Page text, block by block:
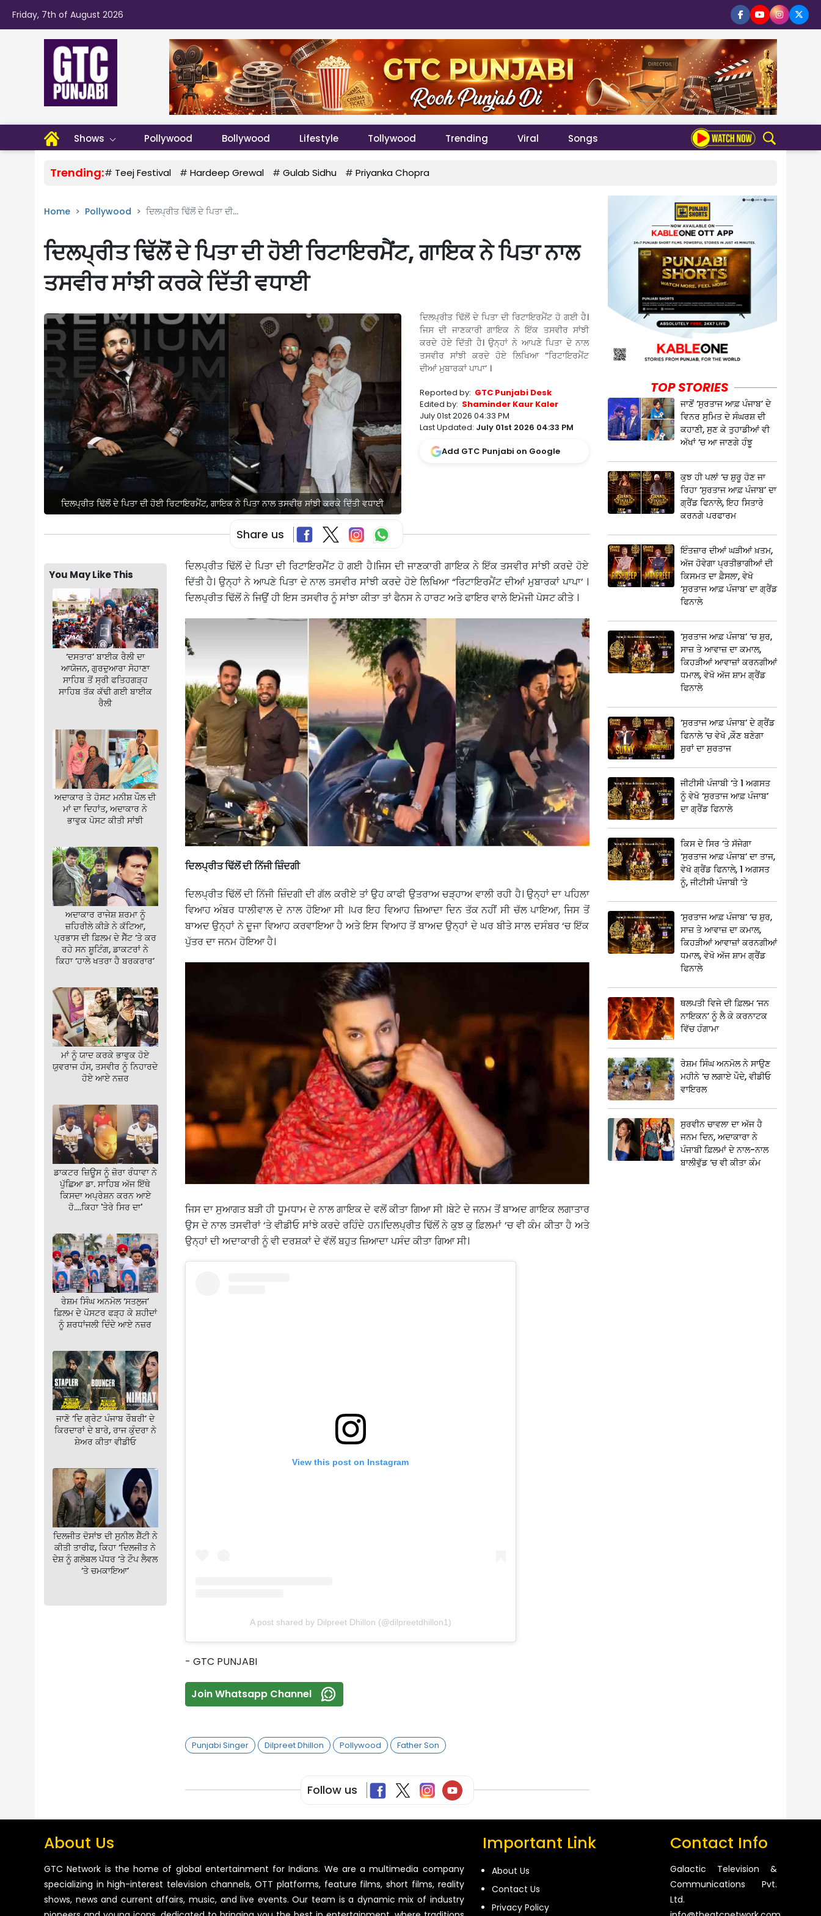
Friday, 7th of August 2026
Shows Pollywood Bollywood Lifestyle Tollywood Trending Viral Songs
Trending:# Teej Festival # Hardeep Grewal # Gulab Sidhu # Priyanka Chopra
Home Pollywood ਦਿਲਪ੍ਰੀਤ ਢਿੱਲੋਂ ਦੇ ਪਿਤਾ ਦੀ...
ਦਿਲਪ੍ਰੀਤ ਢਿੱਲੋਂ ਦੇ ਪਿਤਾ ਦੀ ਹੋਈ ਰਿਟਾਇਰਮੈਂਟ, ਗਾਇਕ ਨੇ ਪਿਤਾ ਨਾਲ
ਤਸਵੀਰ ਸਾਂਝੀ ਕਰਕੇ ਦਿੱਤੀ ਵਧਾਈ
ਦਿਲਪ੍ਰੀਤ ਢਿੱਲੋਂ ਦੇ ਪਿਤਾ ਦੀ ਹੋਈ ਰਿਟਾਇਰਮੈਂਟ, ਗਾਇਕ ਨੇ ਪਿਤਾ ਨਾਲ ਤਸਵੀਰ ਸਾਂਝੀ ਕਰਕੇ ਦਿੱਤੀ ਵਧਾਈ
ਦਿਲਪ੍ਰੀਤ ਢਿੱਲੋਂ ਦੇ ਪਿਤਾ ਦੀ ਰਿਟਾਇਰਮੈਂਟ ਹੋ ਗਈ ਹੈ।
ਜਿਸ ਦੀ ਜਾਣਕਾਰੀ ਗਾਇਕ ਨੇ ਇੱਕ ਤਸਵੀਰ ਸਾਂਝੀ
ਕਰਦੇ ਹੋਏ ਦਿੱਤੀ ਹੈ। ਉਨ੍ਹਾਂ ਨੇ ਆਪਣੇ ਪਿਤਾ ਦੇ ਨਾਲ
ਤਸਵੀਰ ਸਾਂਝੀ ਕਰਦੇ ਹੋਏ ਲਿਖਿਆ “ਰਿਟਾਇਰਮੈਂਟ
ਦੀਆਂ ਮੁਬਾਰਕਾਂ ਪਾਪਾ’ ।
Reported by: GTC Punjabi Desk
Edited by: Shaminder Kaur Kaler
July 01st 2026 04:33 PM
Last Updated: July 01st 2026 04:33 PM
Add GTC Punjabi on Google
Share us
You May Like This
‘ਦਸਤਾਰ’ ਬਾਈਕ ਰੈਲੀ ਦਾ
ਆਯੋਜਨ, ਗੁਰਦੁਆਰਾ ਸੋਹਾਣਾ
ਸਾਹਿਬ ਤੋਂ ਸ੍ਰੀ ਫਤਿਹਗੜ੍ਹ
ਸਾਹਿਬ ਤੱਕ ਕੱਢੀ ਗਈ ਬਾਈਕ
ਰੈਲੀ
ਅਦਾਕਾਰ ਤੇ ਹੋਸਟ ਮਨੀਸ਼ ਪੌਲ ਦੀ
ਮਾਂ ਦਾ ਦਿਹਾਂਤ, ਅਦਾਕਾਰ ਨੇ
ਭਾਵੁਕ ਪੋਸਟ ਕੀਤੀ ਸਾਂਝੀ
ਅਦਾਕਾਰ ਰਾਜੇਸ਼ ਸ਼ਰਮਾ ਨੂੰ
ਜ਼ਹਿਰੀਲੇ ਕੀੜੇ ਨੇ ਕੱਟਿਆ,
ਪ੍ਰਭਾਸ ਦੀ ਫ਼ਿਲਮ ਦੇ ਸੈੱਟ ‘ਤੇ ਕਰ
ਰਹੇ ਸਨ ਸ਼ੂਟਿੰਗ, ਡਾਕਟਰਾਂ ਨੇ
ਕਿਹਾ ‘ਹਾਲੇ ਖਤਰਾ ਹੈ ਬਰਕਰਾਰ’
ਮਾਂ ਨੂੰ ਯਾਦ ਕਰਕੇ ਭਾਵੁਕ ਹੋਏ
ਯੁਵਰਾਜ ਹੰਸ, ਤਸਵੀਰ ਨੂੰ ਨਿਹਾਰਦੇ
ਹੋਏ ਆਏ ਨਜ਼ਰ
ਡਾਕਟਰ ਜ਼ਿਊਸ ਨੂੰ ਜ਼ੋਰਾ ਰੰਧਾਵਾ ਨੇ
ਪੁੱਛਿਆ ਡਾ. ਸਾਹਿਬ ਅੱਜ ਇੱਥੇ
ਕਿਸਦਾ ਅਪ੍ਰੇਸ਼ਨ ਕਰਨ ਆਏ
ਹੋ….ਕਿਹਾ 'ਤੇਰੇ ਸਿਰ ਦਾ'
ਰੇਸ਼ਮ ਸਿੰਘ ਅਨਮੋਲ ‘ਸਤਲੁਜ’
ਫ਼ਿਲਮ ਦੇ ਪੋਸਟਰ ਫੜ੍ਹ ਕੇ ਸ਼ਹੀਦਾਂ
ਨੂੰ ਸ਼ਰਧਾਂਜਲੀ ਦਿੰਦੇ ਆਏ ਨਜ਼ਰ
ਜਾਣੋ ‘ਦਿ ਗ੍ਰੇਟ ਪੰਜਾਬ ਰੌਬਰੀ’ ਦੇ
ਕਿਰਦਾਰਾਂ ਦੇ ਬਾਰੇ, ਰਾਜ ਕੁੰਦਰਾ ਨੇ
ਸ਼ੇਅਰ ਕੀਤਾ ਵੀਡੀਓ
ਦਿਲਜੀਤ ਦੋਸਾਂਝ ਦੀ ਸੁਨੀਲ ਸ਼ੈੱਟੀ ਨੇ
ਕੀਤੀ ਤਾਰੀਫ, ਕਿਹਾ ‘ਦਿਲਜੀਤ ਨੇ
ਦੇਸ਼ ਨੂੰ ਗਲੋਬਲ ਪੱਧਰ ‘ਤੇ ਟੌਪ ਲੈਵਲ
‘ਤੇ ਚਮਕਾਇਆ’
ਦਿਲਪ੍ਰੀਤ ਢਿੱਲੋਂ ਦੇ ਪਿਤਾ ਦੀ ਰਿਟਾਇਰਮੈਂਟ ਹੋ ਗਈ ਹੈ।ਜਿਸ ਦੀ ਜਾਣਕਾਰੀ ਗਾਇਕ ਨੇ ਇੱਕ ਤਸਵੀਰ ਸਾਂਝੀ ਕਰਦੇ ਹੋਏ
ਦਿੱਤੀ ਹੈ। ਉਨ੍ਹਾਂ ਨੇ ਆਪਣੇ ਪਿਤਾ ਦੇ ਨਾਲ ਤਸਵੀਰ ਸਾਂਝੀ ਕਰਦੇ ਹੋਏ ਲਿਖਿਆ “ਰਿਟਾਇਰਮੈਂਟ ਦੀਆਂ ਮੁਬਾਰਕਾਂ ਪਾਪਾ’ ।
ਦਿਲਪ੍ਰੀਤ ਢਿੱਲੋਂ ਨੇ ਜਿਉਂ ਹੀ ਇਸ ਤਸਵੀਰ ਨੂੰ ਸਾਂਝਾ ਕੀਤਾ ਤਾਂ ਫੈਨਸ ਨੇ ਹਾਰਟ ਅਤੇ ਫਾਇਰ ਵਾਲੇ ਇਮੋਜੀ ਪੋਸਟ ਕੀਤੇ ।
ਦਿਲਪ੍ਰੀਤ ਢਿੱਲੋਂ ਦੀ ਨਿੱਜੀ ਜ਼ਿੰਦਗੀ
ਦਿਲਪ੍ਰੀਤ ਢਿੱਲੋਂ ਦੀ ਨਿੱਜੀ ਜ਼ਿੰਦਗੀ ਦੀ ਗੱਲ ਕਰੀਏ ਤਾਂ ਉਹ ਕਾਫੀ ਉਤਰਾਅ ਚੜ੍ਹਾਅ ਵਾਲੀ ਰਹੀ ਹੈ। ਉਨ੍ਹਾਂ ਦਾ ਪਹਿਲਾ
ਵਿਆਹ ਅੰਬਰ ਧਾਲੀਵਾਲ ਦੇ ਨਾਲ ਹੋਇਆ ਸੀ ।ਪਰ ਇਹ ਵਿਆਹ ਜ਼ਿਆਦਾ ਦਿਨ ਤੱਕ ਨਹੀਂ ਸੀ ਚੱਲ ਪਾਇਆ, ਜਿਸ ਤੋਂ
ਬਾਅਦ ਉਨ੍ਹਾਂ ਨੇ ਦੂਜਾ ਵਿਆਹ ਕਰਵਾਇਆ ਹੈ ਅਤੇ ਇਸ ਵਿਆਹ ਤੋਂ ਬਾਅਦ ਉਨ੍ਹਾਂ ਦੇ ਘਰ ਬੀਤੇ ਸਾਲ ਦਸੰਬਰ ‘ਚ ਇੱਕ
ਪੁੱਤਰ ਦਾ ਜਨਮ ਹੋਇਆ ਹੈ।
ਜਿਸ ਦਾ ਸੁਆਗਤ ਬੜੀ ਹੀ ਧੂਮਧਾਮ ਦੇ ਨਾਲ ਗਾਇਕ ਦੇ ਵਲੋਂ ਕੀਤਾ ਗਿਆ ਸੀ ।ਬੇਟੇ ਦੇ ਜਨਮ ਤੋਂ ਬਾਅਦ ਗਾਇਕ ਲਗਾਤਾਰ
ਉਸ ਦੇ ਨਾਲ ਤਸਵੀਰਾਂ ‘ਤੇ ਵੀਡੀਓ ਸਾਂਝੇ ਕਰਦੇ ਰਹਿੰਦੇ ਹਨ।ਦਿਲਪ੍ਰੀਤ ਢਿੱਲੋਂ ਨੇ ਕੁਝ ਕੁ ਫ਼ਿਲਮਾਂ ‘ਚ ਵੀ ਕੰਮ ਕੀਤਾ ਹੈ ਅਤੇ
ਉਨ੍ਹਾਂ ਦੀ ਅਦਾਕਾਰੀ ਨੂੰ ਵੀ ਦਰਸ਼ਕਾਂ ਦੇ ਵੱਲੋਂ ਬਹੁਤ ਜ਼ਿਆਦਾ ਪਸੰਦ ਕੀਤਾ ਗਿਆ ਸੀ।
View this post on Instagram
A post shared by Dilpreet Dhillon (@dilpreetdhillon1)
- GTC PUNJABI
Join Whatsapp Channel
Punjabi Singer Dilpreet Dhillon Pollywood Father Son
Follow us
TOP STORIES
ਜਾਣੋਂ ‘ਸੁਰਤਾਜ ਆਫ਼ ਪੰਜਾਬ’ ਦੇ
ਵਿਨਰ ਸੁਮਿਤ ਦੇ ਸੰਘਰਸ਼ ਦੀ
ਕਹਾਣੀ, ਸੁਣ ਕੇ ਤੁਹਾਡੀਆਂ ਵੀ
ਅੱਖਾਂ ‘ਚ ਆ ਜਾਣਗੇ ਹੰਝੂ
ਕੁਝ ਹੀ ਪਲਾਂ ‘ਚ ਸ਼ੁਰੂ ਹੋਣ ਜਾ
ਰਿਹਾ ‘ਸੁਰਤਾਜ ਆਫ਼ ਪੰਜਾਬ’ ਦਾ
ਗ੍ਰੈਂਡ ਫਿਨਾਲੇ, ਇਹ ਸਿਤਾਰੇ
ਕਰਨਗੇ ਪਰਫਾਰਮ
ਇੰਤਜ਼ਾਰ ਦੀਆਂ ਘੜੀਆਂ ਖ਼ਤਮ,
ਅੱਜ ਹੋਵੇਗਾ ਪ੍ਰਤੀਭਾਗੀਆਂ ਦੀ
ਕਿਸਮਤ ਦਾ ਫ਼ੈਸਲਾ, ਵੇਖੋ
‘ਸੁਰਤਾਜ ਆਫ਼ ਪੰਜਾਬ’ ਦਾ ਗ੍ਰੈਂਡ
ਫਿਨਾਲੇ
‘ਸੁਰਤਾਜ ਆਫ਼ ਪੰਜਾਬ’ ‘ਚ ਸ਼ੁਰ,
ਸਾਜ਼ ਤੇ ਆਵਾਜ਼ ਦਾ ਕਮਾਲ,
ਕਿਹੜੀਆਂ ਆਵਾਜ਼ਾਂ ਕਰਨਗੀਆਂ
ਧਮਾਲ, ਵੇਖੋ ਅੱਜ ਸ਼ਾਮ ਗ੍ਰੈਂਡ
ਫਿਨਾਲੇ
‘ਸੁਰਤਾਜ ਆਫ਼ ਪੰਜਾਬ’ ਦੇ ਗ੍ਰੈਂਡ
ਫਿਨਾਲੇ ‘ਚ ਵੇਖੋ ,ਕੌਣ ਬਣੇਗਾ
ਸੁਰਾਂ ਦਾ ਸੁਰਤਾਜ
ਜੀਟੀਸੀ ਪੰਜਾਬੀ ‘ਤੇ 1 ਅਗਸਤ
ਨੂੰ ਵੇਖੋ ‘ਸੁਰਤਾਜ ਆਫ਼ ਪੰਜਾਬ’
ਦਾ ਗ੍ਰੈਂਡ ਫਿਨਾਲੇ
ਕਿਸ ਦੇ ਸਿਰ ‘ਤੇ ਸੱਜੇਗਾ
‘ਸੁਰਤਾਜ ਆਫ਼ ਪੰਜਾਬ’ ਦਾ ਤਾਜ,
ਵੇਖੋ ਗ੍ਰੈਂਡ ਫਿਨਾਲੇ, 1 ਅਗਸਤ
ਨੂੰ, ਜੀਟੀਸੀ ਪੰਜਾਬੀ ‘ਤੇ
‘ਸੁਰਤਾਜ ਆਫ਼ ਪੰਜਾਬ’ ‘ਚ ਸ਼ੁਰ,
ਸਾਜ਼ ਤੇ ਆਵਾਜ਼ ਦਾ ਕਮਾਲ,
ਕਿਹੜੀਆਂ ਆਵਾਜ਼ਾਂ ਕਰਨਗੀਆਂ
ਧਮਾਲ, ਵੇਖੋ ਅੱਜ ਸ਼ਾਮ ਗ੍ਰੈਂਡ
ਫਿਨਾਲੇ
ਥਲਪਤੀ ਵਿਜੇ ਦੀ ਫ਼ਿਲਮ ‘ਜਨ
ਨਾਇਕਨ’ ਨੂੰ ਲੈ ਕੇ ਕਰਨਾਟਕ
ਵਿੱਚ ਹੰਗਾਮਾ
ਰੇਸ਼ਮ ਸਿੰਘ ਅਨਮੋਲ ਨੇ ਸਾਉਣ
ਮਹੀਨੇ ‘ਚ ਲਗਾਏ ਪੌਦੇ, ਵੀਡੀਓ
ਵਾਇਰਲ
ਸੁਰਵੀਨ ਚਾਵਲਾ ਦਾ ਅੱਜ ਹੈ
ਜਨਮ ਦਿਨ, ਅਦਾਕਾਰਾ ਨੇ
ਪੰਜਾਬੀ ਫ਼ਿਲਮਾਂ ਦੇ ਨਾਲ-ਨਾਲ
ਬਾਲੀਵੁੱਡ ‘ਚ ਵੀ ਕੀਤਾ ਕੰਮ
About Us
GTC Network is the home of global entertainment for Indians. We are a multimedia company
specializing in high-interest television channels, OTT platforms, feature films, short films, reality
shows, news and current affairs, music, and live events. Our team is a dynamic mix of industry
Important Link
About Us
Contact Us
Privacy Policy
Contact Info
Galactic Television &
Communications Pvt.
Ltd.